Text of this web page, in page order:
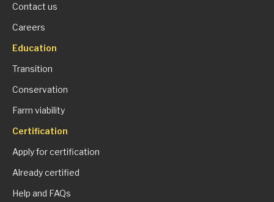
Contact us
Careers
Education
Transition
Conservation
Farm viability
Certification
Apply for certification
Already certified
Help and FAQs